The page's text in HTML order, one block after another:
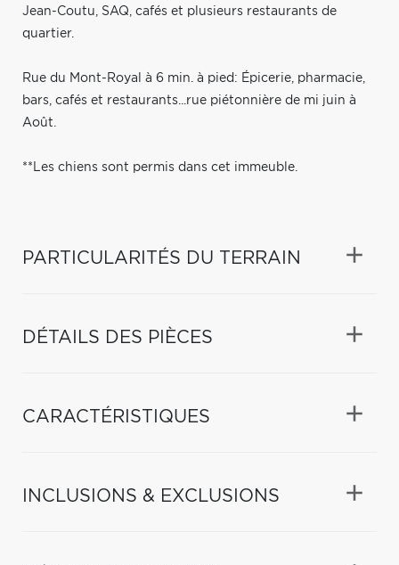
Jean-Coutu, SAQ, cafés et plusieurs restaurants de
quartier.
Rue du Mont-Royal à 6 min. à pied: Épicerie, pharmacie,
bars, cafés et restaurants...rue piétonnière de mi juin à
Août.
**Les chiens sont permis dans cet immeuble.
PARTICULARITÉS DU TERRAIN
DÉTAILS DES PIÈCES
CARACTÉRISTIQUES
INCLUSIONS & EXCLUSIONS